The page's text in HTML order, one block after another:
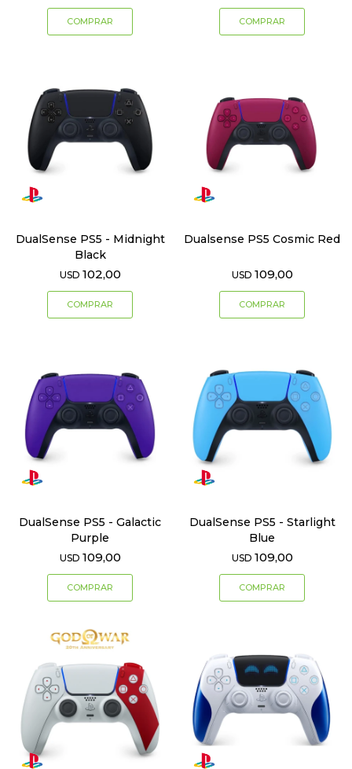
DualSense PS5 - Midnight
Black
USD 102,00
Dualsense PS5 Cosmic Red
USD 109,00
DualSense PS5 - Galactic
Purple
USD 109,00
DualSense PS5 - Starlight
Blue
USD 109,00